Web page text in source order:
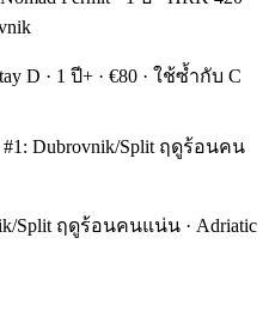
D · 1 ปี+ · €80 · ใช้ซ้ำกับ C
#1: Dubrovnik/Split ฤดูร้อนคน
Split ฤดูร้อนคนแน่น · Adriatic